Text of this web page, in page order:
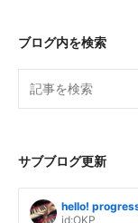
ブログ内を検索
サブブログ更新